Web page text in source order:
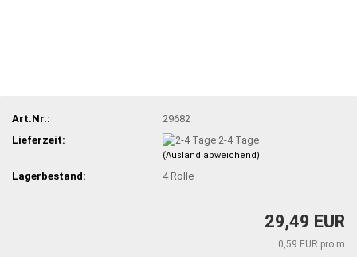
Art.Nr.:
29682
Lieferzeit:
2-4 Tage
(Ausland abweichend)
Lagerbestand: 4Rolle
29,49 EUR
0,59 EUR pro m